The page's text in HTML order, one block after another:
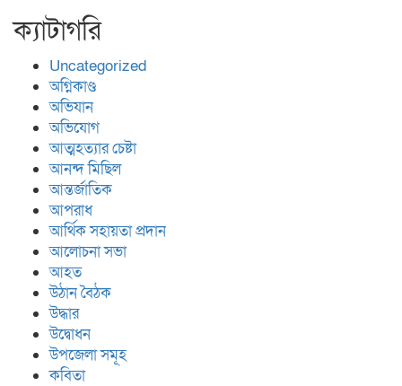
ক্যাটাগরি
Uncategorized
অগ্নিকাণ্ড
অভিযান
অভিযোগ
আত্মহত্যার চেষ্টা
আনন্দ মিছিল
আন্তর্জাতিক
আপরাধ
আর্থিক সহায়তা প্রদান
আলোচনা সভা
আহত
উঠান বৈঠক
উদ্ধার
উদ্বোধন
উপজেলা সমূহ
কবিতা